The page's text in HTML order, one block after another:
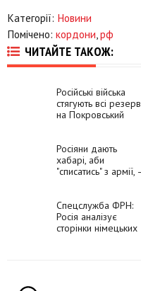
Категорії: Новини
Помічено: кордони рф
ЧИТАЙТЕ ТАКОЖ:
Російські війська
стягують всі
на Покровський
Росіяни дають
хабарі, аби
"списатись" з армії,
Спецслужба ФРН:
Росія аналізує
сторінки німецьких